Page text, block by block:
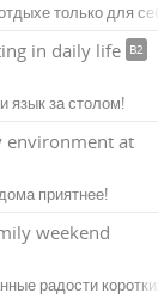
только для
in daily life
B2
язык за столом!
environment at
приятнее!
weekend
радости